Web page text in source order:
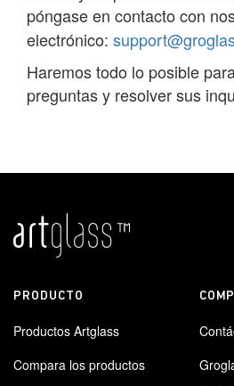
póngase en contacto con
electrónico:
Haremos todo lo posible
preguntas y resolver sus
PRODUCTO
Productos Artglass
Compara los productos